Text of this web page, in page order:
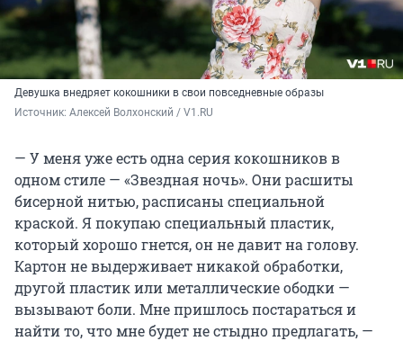
Девушка внедряет кокошники в свои повседневные образы
Источник: Алексей Волхонский / V1.RU
— У меня уже есть одна серия кокошников в
одном стиле — «Звездная ночь». Они расшиты
бисерной нитью, расписаны специальной
краской. Я покупаю специальный пластик,
который хорошо гнется, он не давит на голову.
Картон не выдерживает никакой обработки,
другой пластик или металлические ободки —
вызывают боли. Мне пришлось постараться и
найти то, что мне будет не стыдно предлагать, —